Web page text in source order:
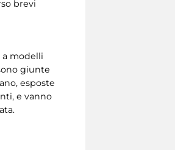
brevi
modelli
giunte
esposte
e vanno